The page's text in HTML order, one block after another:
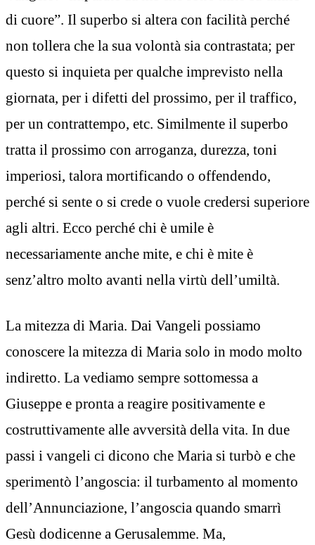
di cuore”. Il superbo si altera con facilità perché
non tollera che la sua volontà sia contrastata; per
questo si inquieta per qualche imprevisto nella
giornata, per i difetti del prossimo, per il traffico,
per un contrattempo, etc. Similmente il superbo
tratta il prossimo con arroganza, durezza, toni
imperiosi, talora mortificando o offendendo,
perché si sente o si crede o vuole credersi superiore
agli altri. Ecco perché chi è umile è
necessariamente anche mite, e chi è mite è
senz’altro molto avanti nella virtù dell’umiltà.
La mitezza di Maria. Dai Vangeli possiamo
conoscere la mitezza di Maria solo in modo molto
indiretto. La vediamo sempre sottomessa a
Giuseppe e pronta a reagire positivamente e
costruttivamente alle avversità della vita. In due
passi i vangeli ci dicono che Maria si turbò e che
sperimentò l’angoscia: il turbamento al momento
dell’Annunciazione, l’angoscia quando smarrì
Gesù dodicenne a Gerusalemme. Ma,